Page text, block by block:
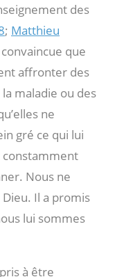
des
; Matthieu
que
affronter des
maladie ou des
ne
gré ce qui lui
constamment
Nous ne
Il a promis
lui sommes
à être